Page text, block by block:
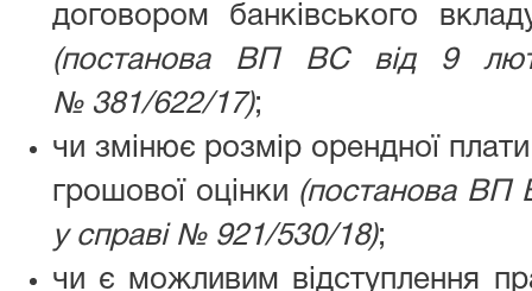
договором банківського
(постанова ВП ВС від 9
№ 381/622/17);
чи змінює розмір орендної
грошової оцінки (постанова ВП
у справі № 921/530/18);
чи є можливим відступлення